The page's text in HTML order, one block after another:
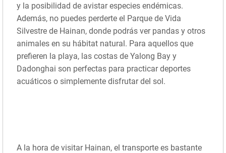
y la posibilidad de avistar especies endémicas.
Además, no puedes perderte el Parque de Vida
Silvestre de Hainan, donde podrás ver pandas y otros
animales en su hábitat natural. Para aquellos que
prefieren la playa, las costas de Yalong Bay y
Dadonghai son perfectas para practicar deportes
acuáticos o simplemente disfrutar del sol.
A la hora de visitar Hainan, el transporte es bastante